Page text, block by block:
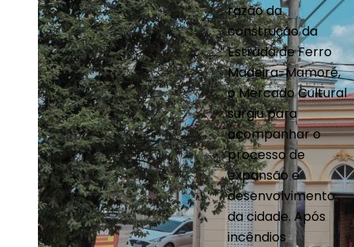
razão da
construção da
Estrada de Ferro
Madeira-Mamoré,
o Mercado Cultural
surgiu para
acompanhar o
processo de
expansão e
desenvolvimento
da cidade. Após
incêndios